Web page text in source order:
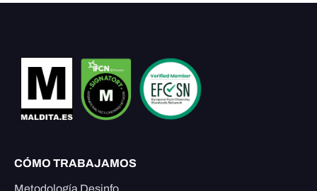
CÓMO TRABAJAMOS